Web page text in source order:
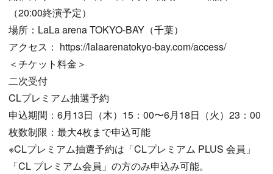
（20:00終演予定）
場所：LaLa arena TOKYO-BAY（千葉）
アクセス： https://lalaarenatokyo-bay.com/access/
＜チケット料金＞
二次受付
CLプレミアム抽選予約
申込期間：6月13日（木）15：00〜6月18日（火）23：00
枚数制限：最大4枚まで申込可能
※CLプレミアム抽選予約は「CLプレミアム PLUS 会員」
「CL プレミアム会員」の方のみ申込み可能。